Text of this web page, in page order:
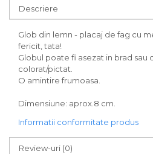
Descriere
Glob din lemn - placaj de fag cu
fericit, tata!
Globul poate fi asezat in brad sau
colorat/pictat.
O amintire frumoasa.
Dimensiune: aprox.8 cm.
Informatii conformitate produs
Review-uri (0)